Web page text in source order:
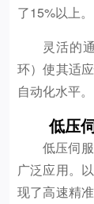
了15%以上。
灵活的
环）使其适
自动化水平。
低压
低压伺
广泛应用。
现了高速精